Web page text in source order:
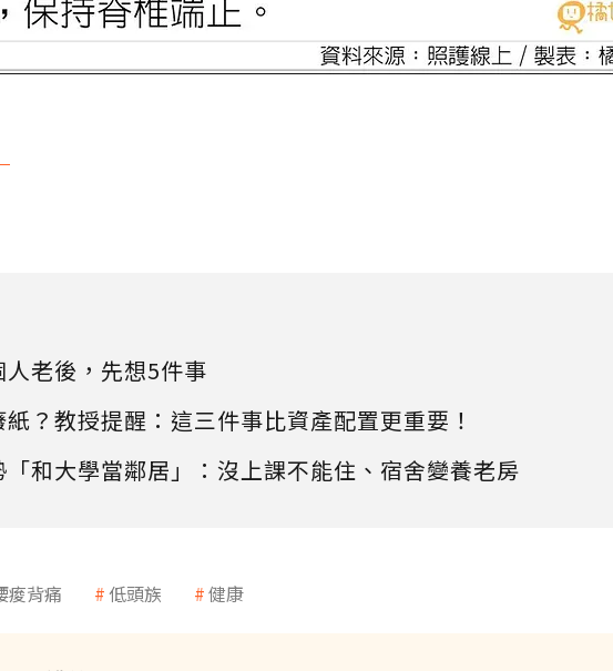
老後，先想5件事
？教授提醒：這三件事比資產配置更重要！
和大學當鄰居」：沒上課不能住、宿舍變養老房
痠背痛 低頭族 健康